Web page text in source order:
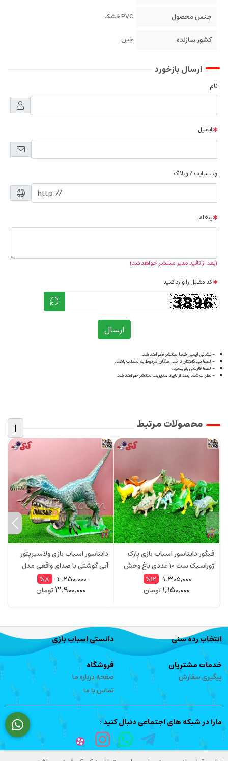
جنس محصول PVC خشک
کشور سازنده چین
ارسال بازخورد
نام
ایمیل
وب سایت / وبلاگ
پیغام
(بعد از تائید مدیر منتشر خواهد شد)
کد مقابل را وارد کنید
ارسال
- نشانی ایمیل شما منتشر نخواهد شد.
- لطفا دیدگاهتان تا حد امکان مربوط به مطلب باشد.
- لطفا فارسی بنویسید.
- نظرات شما بعد از تایید مدیریت منتشر خواهد شد
محصولات مرتبط |
فیگور دایناسور اسباب بازی پارک
ژوراسیک ست 10 عددی باغ وحش
Dinosaur World مدل 6098
1,305,000
%12
1,150,000تومان
دایناسور اسباب بازی ولاسیرپتور
آبی گوشتی با صدای واقعی مدل
4,250,000
%8
3,900,000تومان
انتخاب رده سنی دانستی اسباب بازی
خدمات مشتریان
پیگیری سفارش
فروشگاه
صفحه درباره ما
تماس با ما
مارا در شبکه های اجتماعی دنبال کنید :